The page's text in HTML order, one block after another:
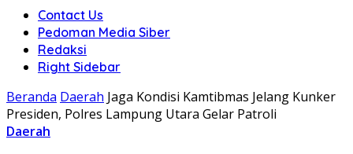
Contact Us
Pedoman Media Siber
Redaksi
Right Sidebar
Beranda Daerah Jaga Kondisi Kamtibmas Jelang Kunker
Presiden, Polres Lampung Utara Gelar Patroli
Daerah